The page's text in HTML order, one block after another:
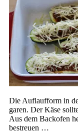
Die Auflaufform in
garen. Der Käse
Aus dem Backofen
bestreuen …